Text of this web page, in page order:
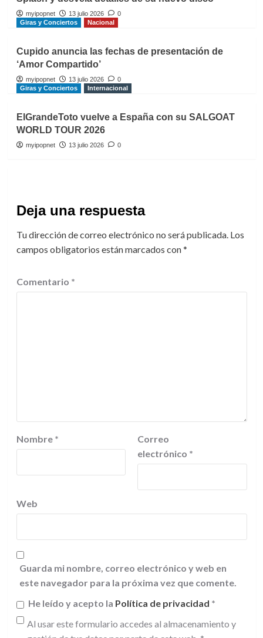
myipopnet 13 julio 2026
0
Giras y Conciertos
Nacional
Cupido anuncia las fechas de presentación de
‘Amor Compartido’
myipopnet 13 julio 2026
0
Giras y Conciertos
Internacional
ElGrandeToto vuelve a España con su SALGOAT
WORLD TOUR 2026
myipopnet 13 julio 2026 0
Deja una respuesta
Tu dirección de correo electrónico no será publicada. Los
campos obligatorios están marcados con*
Comentario *
Nombre *
Correo
electrónico *
Web
Guarda mi nombre, correo electrónico y web en
este navegador para la próxima vez que comente.
He leído y acepto la Política de privacidad *
Al usar este formulario accedes al almacenamiento y